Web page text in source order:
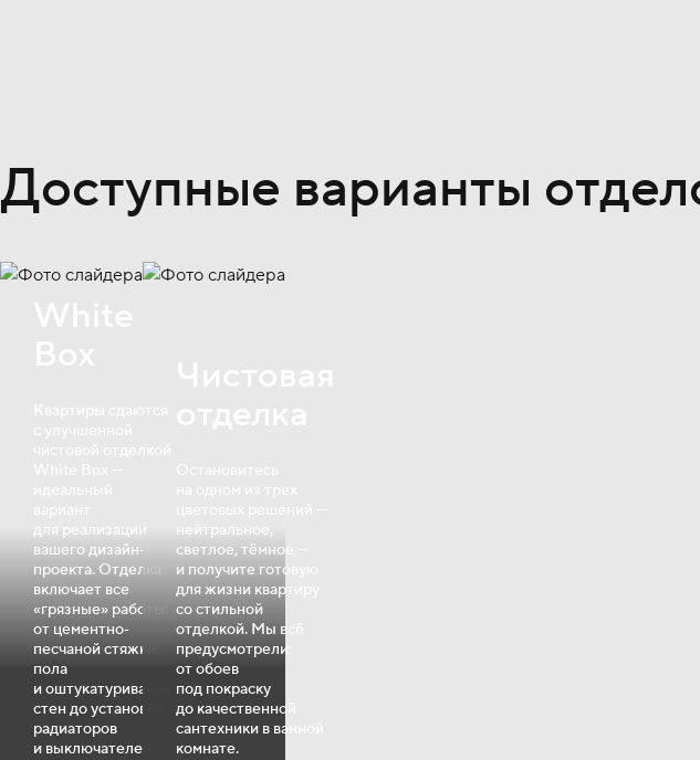
Доступные варианты
для реализации
вашего дизайн‐
проекта. Отделка
включает все
«грязные» работы:
от цементно‐
песчаной стяжки
пола
и оштукатуривания
стен до установки
радиаторов
и выключателей.
нейтральное,
светлое, тёмное —
и получите готовую
для жизни квартиру
со стильной
отделкой. Мы всё
предусмотрели:
от обоев
под покраску
до качественной
сантехники в ванной
комнате.